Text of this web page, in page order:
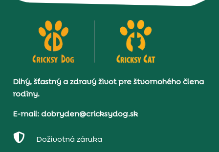
Dlhý, šťastný a zdravý život pre štvornohého člena
rodiny.
E-mail: dobryden@cricksydog.sk
 Doživotná záruka